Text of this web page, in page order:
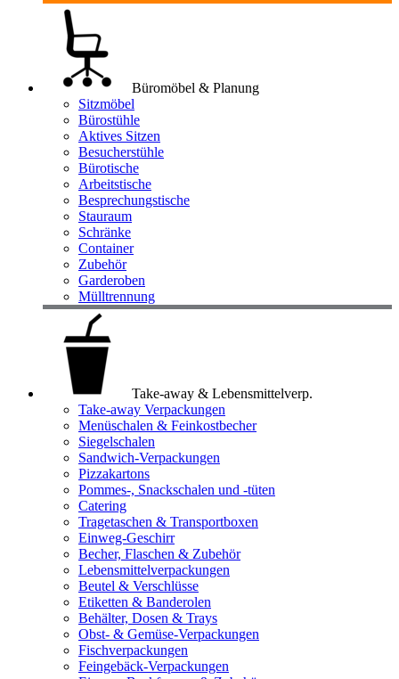
Büromöbel & Planung
Sitzmöbel
Bürostühle
Aktives Sitzen
Besucherstühle
Bürotische
Arbeitstische
Besprechungstische
Stauraum
Schränke
Container
Zubehör
Garderoben
Mülltrennung
Take-away & Lebensmittelverp.
Take-away Verpackungen
Menüschalen & Feinkostbecher
Siegelschalen
Sandwich-Verpackungen
Pizzakartons
Pommes-, Snackschalen und -tüten
Catering
Tragetaschen & Transportboxen
Einweg-Geschirr
Becher, Flaschen & Zubehör
Lebensmittelverpackungen
Beutel & Verschlüsse
Etiketten & Banderolen
Behälter, Dosen & Trays
Obst- & Gemüse-Verpackungen
Fischverpackungen
Feingebäck-Verpackungen